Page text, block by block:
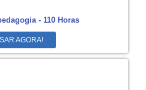
- 110 Horas
AGORA!